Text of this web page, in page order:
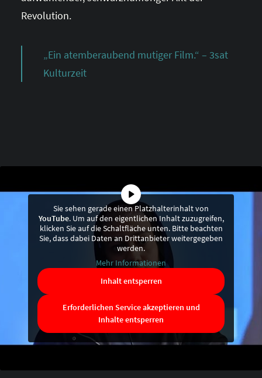
Revolution.
„Ein atemberaubend mutiger Film.“ – 3sat
Kulturzeit
Sie sehen gerade einen Platzhalterinhalt von
YouTube. Um auf den eigentlichen Inhalt zuzugreifen,
klicken Sie auf die Schaltfläche unten. Bitte beachten
Sie, dass dabei Daten an Drittanbieter weitergegeben
werden.
Mehr Informationen
Inhalt entsperren
Erforderlichen Service akzeptieren und
Inhalte entsperren